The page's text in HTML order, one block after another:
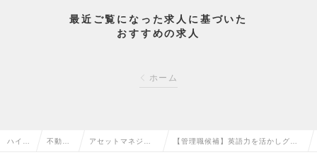
最近ご覧になった求人に基づいた
おすすめの求人
ホーム
ハイク 不動産 アセットマネジメ 【管理職候補】英語力を活かしグロ